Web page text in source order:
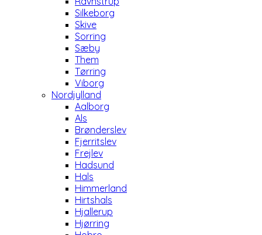
Silkeborg
Skive
Sorring
Sæby
Them
Tørring
Viborg
Nordjylland
Aalborg
Als
Brønderslev
Fjerritslev
Frejlev
Hadsund
Hals
Himmerland
Hirtshals
Hjallerup
Hjørring